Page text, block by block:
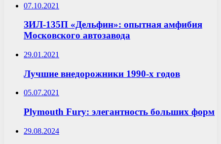
07.10.2021
ЗИЛ-135П «Дельфин»: опытная амфибия
Московского автозавода
29.01.2021
Лучшие внедорожники 1990-х годов
05.07.2021
Plymouth Fury: элегантность больших форм
29.08.2024